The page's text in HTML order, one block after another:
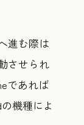
進む際は
させられ
であれば
機種によ